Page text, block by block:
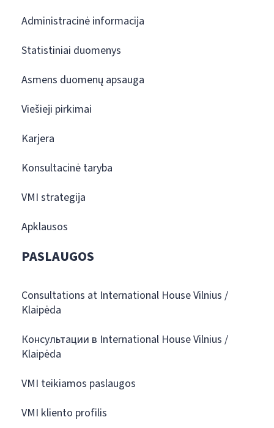
Administracinė informacija
Statistiniai duomenys
Asmens duomenų apsauga
Viešieji pirkimai
Karjera
Konsultacinė taryba
VMI strategija
Apklausos
PASLAUGOS
Consultations at International House Vilnius /
Klaipėda
Консультации в International House Vilnius /
Klaipėda
VMI teikiamos paslaugos
VMI kliento profilis